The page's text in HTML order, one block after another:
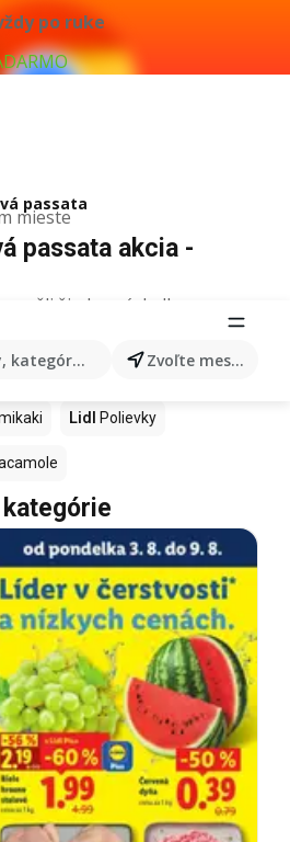
po ruke
mieste
kategórie, produkty... Zvoľte mesto
passata
passata akcia -
žiadne výsledky.
v obchodoch Lidl
Nintendo Switch
Lidl Polievky